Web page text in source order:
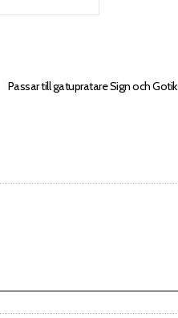
Passar till gatupratare Sign och Gotik